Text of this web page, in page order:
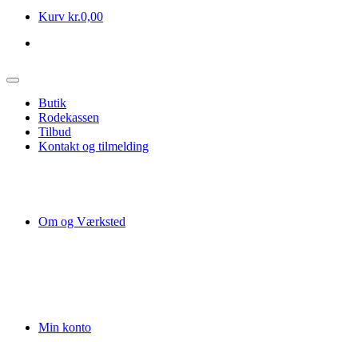
Kurv kr.0,00
Butik
Rodekassen
Tilbud
Kontakt og tilmelding
Om og Værksted
Min konto